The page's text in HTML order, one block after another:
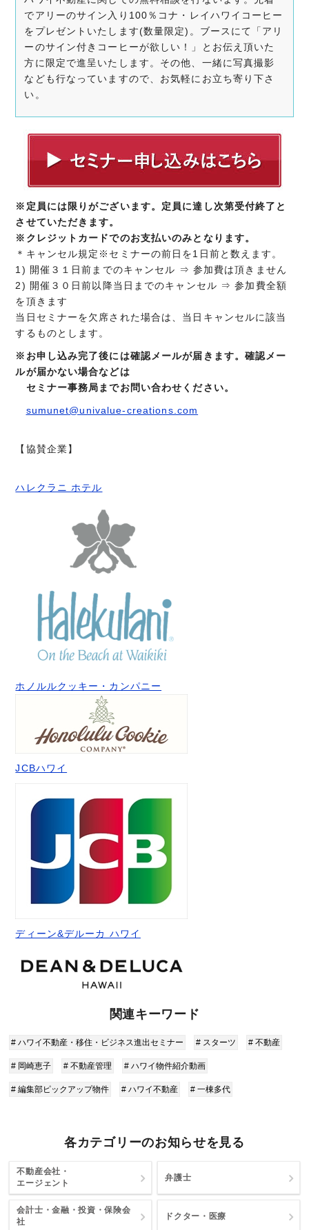
でアリーのサイン入り100％コナ・レイハワイコーヒー
をプレゼントいたします(数量限定)。ブースにて「アリ
ーのサイン付きコーヒーが欲しい！」とお伝え頂いた
方に限定で進呈いたします。その他、一緒に写真撮影
なども行なっていますので、お気軽にお立ち寄り下さ
い。
※定員には限りがございます。定員に達し次第受付終了と
させていただきます。
※クレジットカードでのお支払いのみとなります。
＊キャンセル規定※セミナーの前日を1日前と数えます。
1) 開催３１日前までのキャンセル ⇒ 参加費は頂きません
2) 開催３０日前以降当日までのキャンセル ⇒ 参加費全額
を頂きます
当日セミナーを欠席された場合は、当日キャンセルに該当
するものとします。
※お申し込み完了後には確認メールが届きます。確認メー
ルが届かない場合などは
セミナー事務局までお問い合わせください。
sumunet@univalue-creations.com
【協賛企業】
ハレクラニ ホテル
ホノルルクッキー・カンパニー
JCBハワイ
ディーン&デルーカ ハワイ
関連キーワード
# ハワイ不動産・移住・ビジネス進出セミナー # スターツ # 不動産
# 岡崎恵子 # 不動産管理 # ハワイ物件紹介動画
# 編集部ピックアップ物件 # ハワイ不動産 # 一棟多代
各カテゴリーのお知らせを見る
不動産会社・
エージェント
弁護士
会計士・金融・投資・保険会
社
ドクター・医療